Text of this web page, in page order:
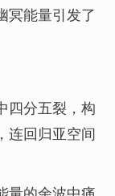
冥能量引发了
四分五裂，构
连回归亚空间